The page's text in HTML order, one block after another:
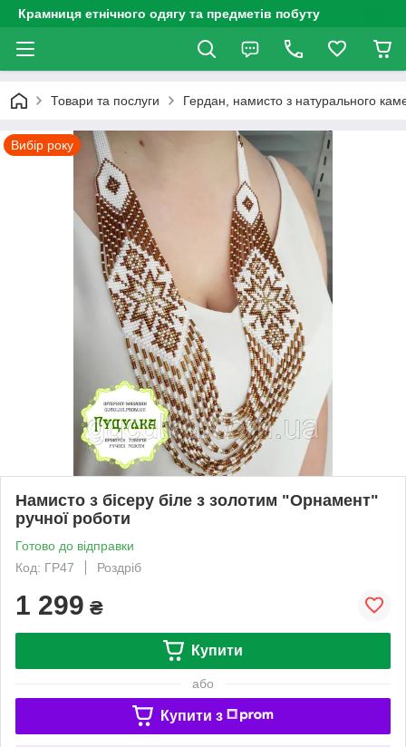
Крамниця етнічного одягу та предметів побуту
Товари та послуги Гердан, намисто з натурального
Вибір року
Намисто з бісеру біле з золотим "Орнамент"
ручної роботи
Готово до відправки
Код: ГР47
Роздріб
1 299 ₴
Купити
або
Купити з